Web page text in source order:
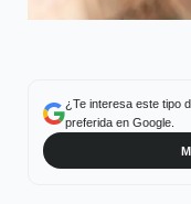
¿Te interesa este tipo
preferida en Google.